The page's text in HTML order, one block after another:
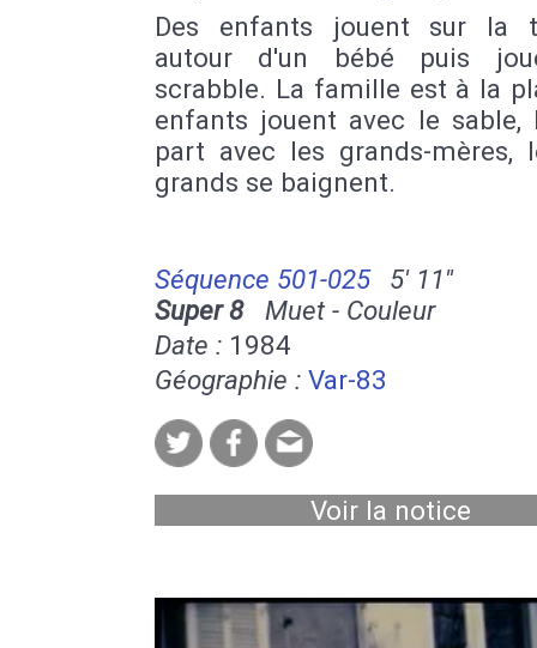
Des enfants jouent sur la
autour d'un bébé puis
scrabble. La famille est à la
enfants jouent avec le sable,
part avec les grands-mères,
grands se baignent.
Séquence 501-025
5' 11''
Super 8Muet - Couleur
Date : 1984
Géographie : Var-83
Voir la notice